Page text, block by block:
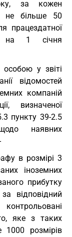
за кожен
не більше 50
працездатної
на 1 січня
у звіті
відомостей
компаній
визначеної
пункту 39-2.5
наявних
в розмірі 3
іноземних
прибутку
відповідний
яке з таких
розмірів